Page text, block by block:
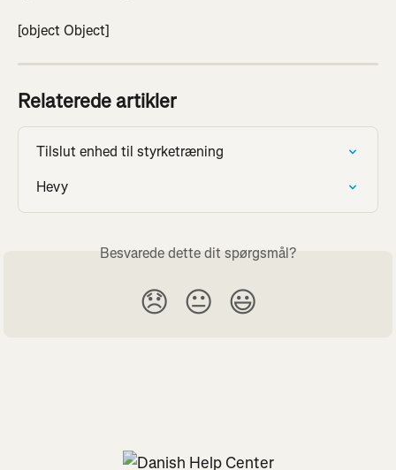
[object Object]
Relaterede artikler
Tilslut enhed til styrketræning
Hevy
Besvarede dette dit spørgsmål?
😞 😐 😃